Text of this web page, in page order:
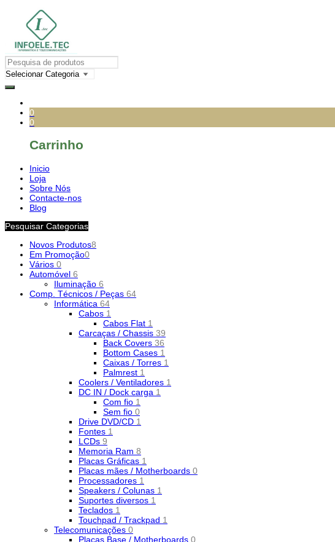
0
0
Carrinho
Inicio
Loja
Sobre Nós
Contacte-nos
Blog
Pesquisar Categorias
Novos Produtos8
Em Promoção0
Vários 0
Automóvel 6
Iluminação 6
Comp. Técnicos / Peças 64
Informática 64
Cabos 1
Cabos Flat 1
Carcaças / Chassis 39
Back Covers 36
Bottom Cases 1
Caixas / Torres 1
Palmrest 1
Coolers / Ventiladores 1
DC IN / Dock carga 1
Com fio 1
Sem fio 0
Drive DVD/CD 1
Fontes 1
LCDs 9
Memoria Ram 8
Placas Gráficas 1
Placas mães / Motherboards 0
Processadores 1
Speakers / Colunas 1
Suportes diversos 1
Teclados 1
Touchpad / Trackpad 1
Telecomunicações 0
Placas Base / Motherboards 0